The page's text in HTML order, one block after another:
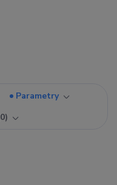
Parametry
0